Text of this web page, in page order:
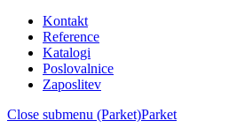
Kontakt
Reference
Katalogi
Poslovalnice
Zaposlitev
Close submenu (Parket)Parket